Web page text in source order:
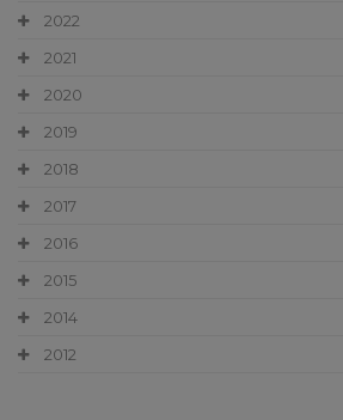
2022
2021
2020
2019
2018
2017
2016
2015
2014
2012